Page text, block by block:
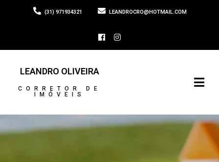
(31) 971934321 LEANDROCRO@HOTMAIL.COM
LEANDRO OLIVEIRA
CORRETOR DE
IMÓVEIS